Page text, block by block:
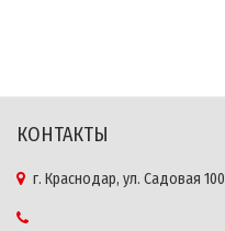
КОНТАКТЫ
г. Краснодар, ул. Садовая 100